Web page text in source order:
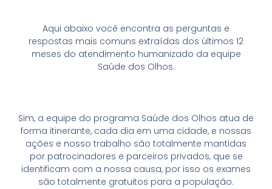
Aqui abaixo você encontra as perguntas e
respostas mais comuns extraídas dos últimos 12
meses do atendimento humanizado da equipe
Saúde dos Olhos.
Sim, a equipe do programa Saúde dos Olhos atua de
forma itinerante, cada dia em uma cidade, e nossas
ações e nosso trabalho são totalmente mantidas
por patrocinadores e parceiros privados, que se
identificam com a nossa causa, por isso os exames
são totalmente gratuitos para a população.